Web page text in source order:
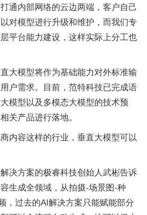
通内部网络的云边两端，客户自己
对模型进行升级和维护，而我们专
平台能力建设，这样实际上分工也
大模型将作为基础能力对外标准输
户需求。目前，范特科技已完成语
模型以及多模态大模型的技术预
关产品进行落地。
内容这样的行业，垂直大模型可以
决方案的极睿科技创始人武彬告诉
生成全领域，从拍摄-场景图-种
，过去的AI解决方案只能赋能部分